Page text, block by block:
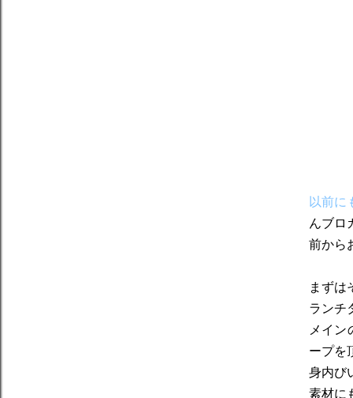
以前に
んブロ
前から
まずは
ランチ
メイン
ープを
身内び
素材に